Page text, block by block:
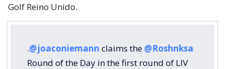
Golf Reino Unido.
.@joaconiemann claims the @Roshnksa
Round of the Day in the first round of LIV